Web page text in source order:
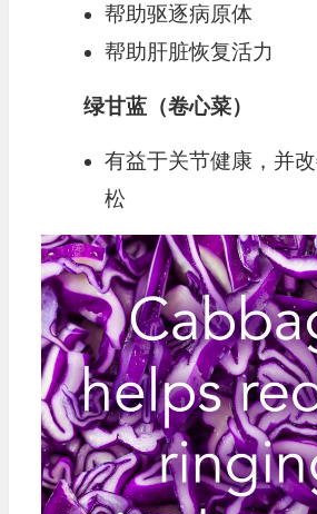
帮助驱逐病原体
帮助肝脏恢复活力
绿甘蓝（卷心菜）
有益于关节健康，并
松